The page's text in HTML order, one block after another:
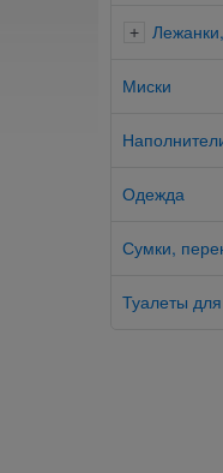
+
Миски
Одежда
Сумки,
Туалеты